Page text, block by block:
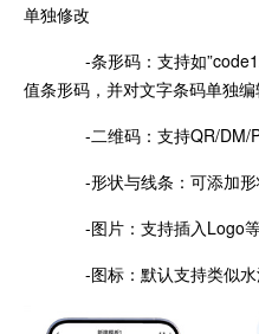
单独修改
-条形码：支持如
值条形码，并对文字条码单独编
-二维码：支持QR/DM/
-形状与线条：可添加形
-图片：支持插入Logo等
-图标：默认支持类似水